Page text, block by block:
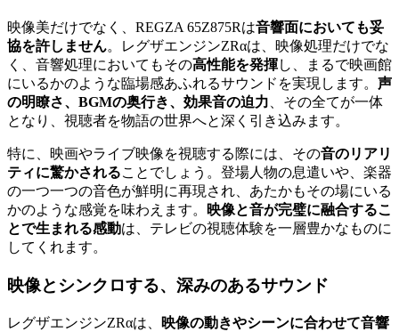
映像美だけでなく、REGZA 65Z875Rは音響面においても妥
協を許しません。レグザエンジンZRαは、映像処理だけでな
く、音響処理においてもその高性能を発揮し、まるで映画館
にいるかのような臨場感あふれるサウンドを実現します。 声
の明瞭さ、BGMの奥行き、効果音の迫力 、その全てが一体
となり、視聴者を物語の世界へと深く引き込みます。
特に、映画やライブ映像を視聴する際には、その音のリアリ
ティに驚かされることでしょう。登場人物の息遣いや、楽器
の一つ一つの音色が鮮明に再現され、あたかもその場にいる
かのような感覚を味わえます。
映像と音が完璧に融合するこ
とで生まれる感動は、テレビの視聴体験を一層豊かなものに
してくれます。
映像とシンクロする、深みのあるサウンド
レグザエンジンZRαは、
映像の動きやシーンに合わせて音響